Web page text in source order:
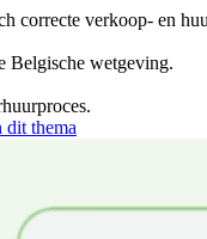
correcte verkoop- en
Belgische wetgeving.
dit thema